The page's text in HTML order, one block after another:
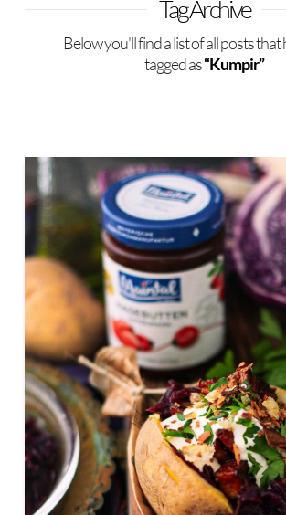
Tag Archive
Below you'll find a list of all posts that
tagged as“Kumpir”